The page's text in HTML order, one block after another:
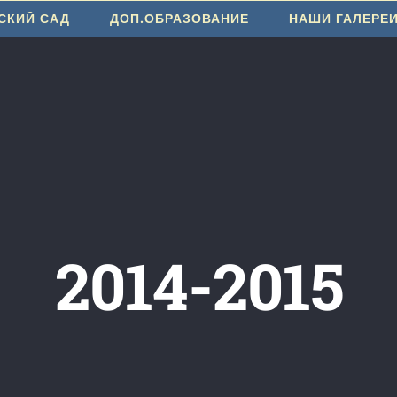
САД ДОП.ОБРАЗОВАНИЕ НАШИ ГАЛЕРЕИ
2014-2015